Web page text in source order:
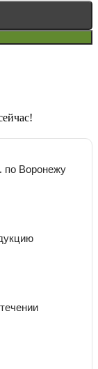
по Воронежу